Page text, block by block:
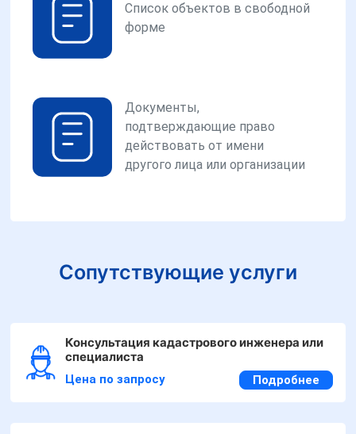
Список объектов в свободной
форме
Документы,
подтверждающие право
действовать от имени
другого лица или организации
Сопутствующие услуги
Консультация кадастрового инженера или
специалиста
Цена по запросу Подробнее